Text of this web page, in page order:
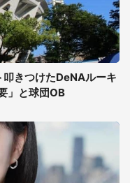
きつけたDeNAルーキ
」と球団OB